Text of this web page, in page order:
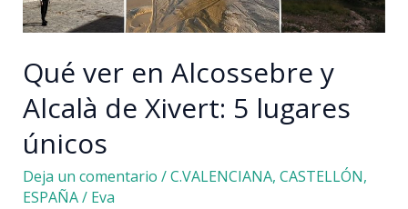
Qué ver en Alcossebre y
Alcalà de Xivert: 5 lugares
únicos
Deja un comentario /C.VALENCIANA, CASTELLÓN,
ESPAÑA/ Eva